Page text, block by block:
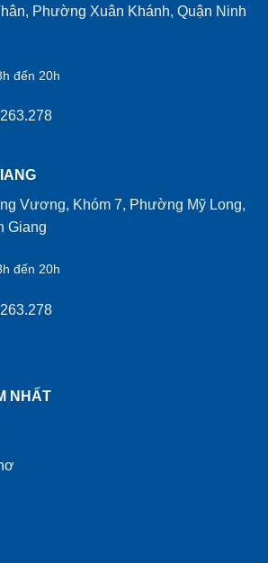
Phường Xuân Khánh, Quận Ninh
đến 20h
Vương, Khóm 7, Phường Mỹ Long,
Giang
đến 20h
NHẤT